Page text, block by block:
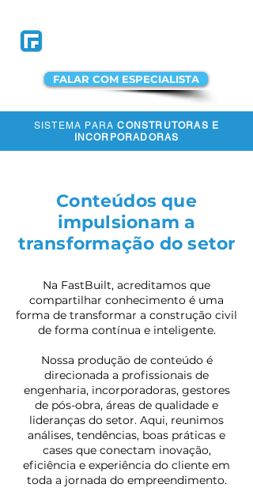
FALAR COM ESPECIALISTA
ACESSAR A
SISTEMA PARACONSTRUTORAS E
INCORPORADORAS
Conteúdos que
impulsionam a
transformação do setor
Na FastBuilt, acreditamos que
compartilhar conhecimento é uma
forma de transformar a construção civil
de forma contínua e inteligente.
Nossa produção de conteúdo é
direcionada a profissionais de
engenharia, incorporadoras, gestores
de pós-obra, áreas de qualidade e
lideranças do setor. Aqui, reunimos
análises, tendências, boas práticas e
cases que conectam inovação,
eficiência e experiência do cliente em
toda a jornada do empreendimento.